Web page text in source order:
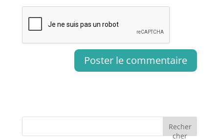
Recher
cher